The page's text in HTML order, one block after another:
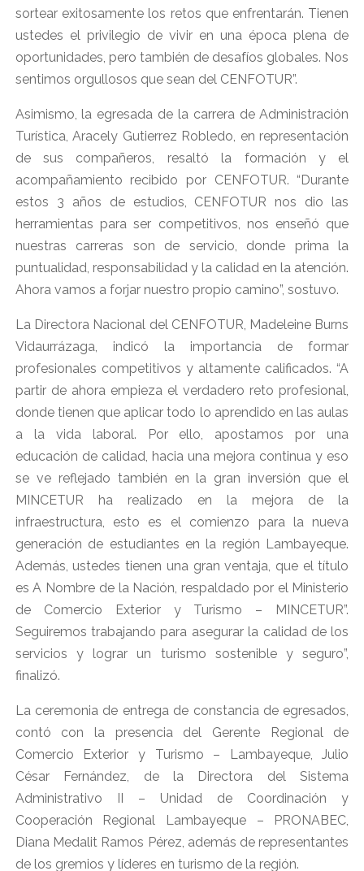
sortear exitosamente los retos que enfrentarán. Tienen
ustedes el privilegio de vivir en una época plena de
oportunidades, pero también de desafíos globales. Nos
sentimos orgullosos que sean del CENFOTUR”.
Asimismo, la egresada de la carrera de Administración
Turística, Aracely Gutierrez Robledo, en representación
de sus compañeros, resaltó la formación y el
acompañamiento recibido por CENFOTUR. “Durante
estos 3 años de estudios, CENFOTUR nos dio las
herramientas para ser competitivos, nos enseñó que
nuestras carreras son de servicio, donde prima la
puntualidad, responsabilidad y la calidad en la atención.
Ahora vamos a forjar nuestro propio camino”, sostuvo.
La Directora Nacional del CENFOTUR, Madeleine Burns
Vidaurrázaga, indicó la importancia de formar
profesionales competitivos y altamente calificados. “A
partir de ahora empieza el verdadero reto profesional,
donde tienen que aplicar todo lo aprendido en las aulas
a la vida laboral. Por ello, apostamos por una
educación de calidad, hacia una mejora continua y eso
se ve reflejado también en la gran inversión que el
MINCETUR ha realizado en la mejora de la
infraestructura, esto es el comienzo para la nueva
generación de estudiantes en la región Lambayeque.
Además, ustedes tienen una gran ventaja, que el título
es A Nombre de la Nación, respaldado por el Ministerio
de Comercio Exterior y Turismo – MINCETUR”.
Seguiremos trabajando para asegurar la calidad de los
servicios y lograr un turismo sostenible y seguro”,
finalizó.
La ceremonia de entrega de constancia de egresados,
contó con la presencia del Gerente Regional de
Comercio Exterior y Turismo – Lambayeque, Julio
César Fernández, de la Directora del Sistema
Administrativo II – Unidad de Coordinación y
Cooperación Regional Lambayeque – PRONABEC,
Diana Medalit Ramos Pérez, además de representantes
de los gremios y líderes en turismo de la región.